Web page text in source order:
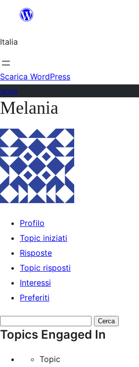
contenuto
Italia
Scarica WordPress
Vai
contenuto
Melania
Profilo
Topic iniziati
Risposte
Topic risposti
Interessi
Preferiti
topic:
Topics Engaged In
Topic